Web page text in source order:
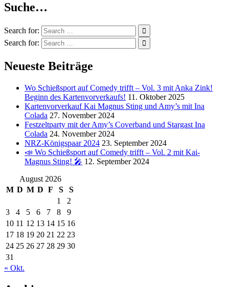
Suche…
Search for:
Search for:
Neueste Beiträge
Wo Schießsport auf Comedy trifft – Vol. 3 mit Anka Zink!
Beginn des Kartenvorverkaufs! 11. Oktober 2025
Kartenvorverkauf Kai Magnus Sting und Amy’s mit Ina
Colada 27. November 2024
Festzeltparty mit der Amy’s Coverband und Stargast Ina
Colada 24. November 2024
NRZ-Königspaar 2024 23. September 2024
📣 Wo Schießsport auf Comedy trifft – Vol. 2 mit Kai-
Magnus Sting! 🎤 12. September 2024
August 2026
M D M D F S
S
1
2
3
4 5 6 7 8
9
10 11 12 13 14 15 16
17 18 19 20 21 22 23
24 25 26 27 28 29 30
31
« Okt.